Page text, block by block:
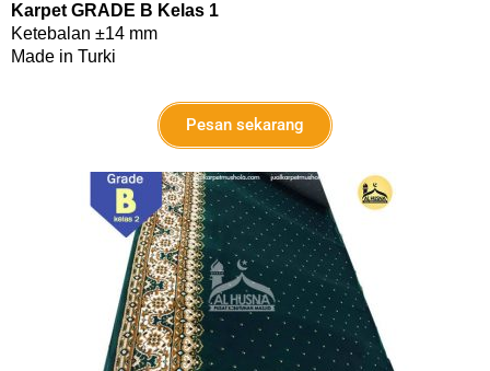
Karpet GRADE B Kelas 1
Ketebalan ±14 mm
Made in Turki
Pesan sekarang